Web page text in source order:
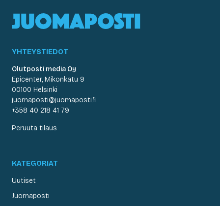
YHTEYSTIEDOT
Olutposti media Oy
Epicenter, Mikonkatu 9
00100 Helsinki
juomaposti@juomaposti.fi
+358 40 218 41 79
Peruuta tilaus
KATEGORIAT
Uutiset
Juomaposti